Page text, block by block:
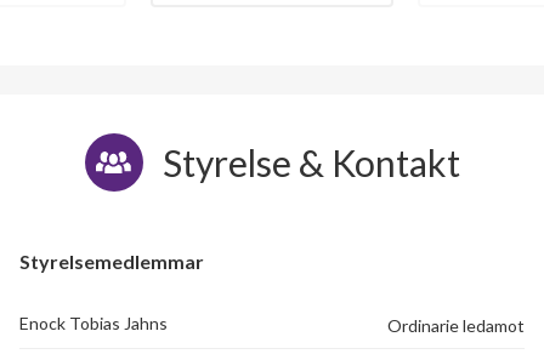
Styrelse & Kontakt
Styrelsemedlemmar
Enock Tobias Jahns Ordinarie ledamot